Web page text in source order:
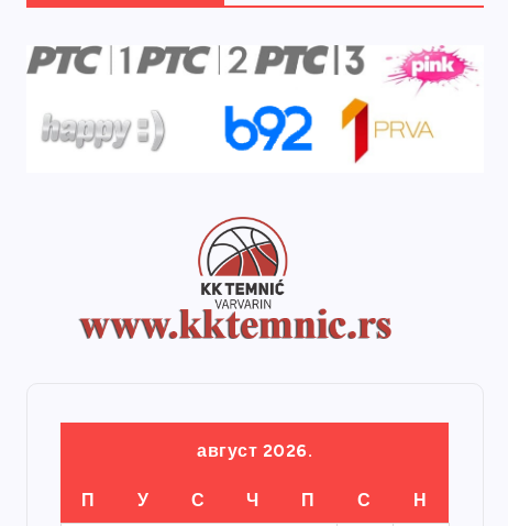
август 2026.
П У С Ч П С Н